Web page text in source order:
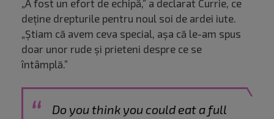
„A fost un efort de echipă,” a declarat Currie, ce
deține drepturile pentru noul soi de ardei iute.
„Știam că avem ceva special, așa că le-am spus
doar unor rude și prieteni despre ce se
întâmplă.”
Do you think you could eat a full